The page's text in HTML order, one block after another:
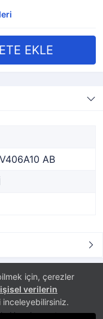
için, çerezler
verilerin
inceleyebilirsiniz.
AB
Hazırlanmıştır.